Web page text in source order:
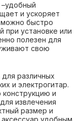
и ускоряет
быстро
при установке или
полезен для
свою
различных
и электрогитар.
и
извлечения
размер и
удобным